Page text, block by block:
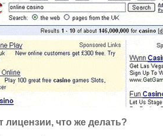
лицензии, что же делать?